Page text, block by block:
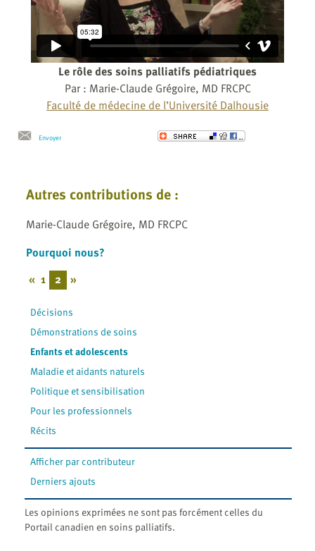
Le rôle des soins palliatifs pédiatriques
Par : Marie-Claude Grégoire, MD FRCPC
Faculté de médecine de l’Université Dalhousie
Envoyer
Autres contributions de :
Marie-Claude Grégoire, MD FRCPC
Pourquoi nous?
« 1 2 »
Décisions
Démonstrations de soins
Enfants et adolescents
Maladie et aidants naturels
Politique et sensibilisation
Pour les professionnels
Récits
Afficher par contributeur
Derniers ajouts
Les opinions exprimées ne sont pas forcément celles du
Portail canadien en soins palliatifs.